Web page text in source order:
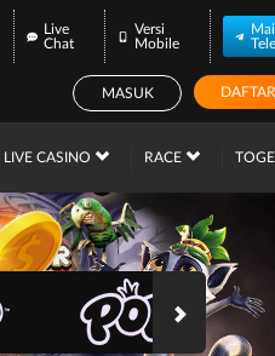
Live
Chat
Versi
Mobile
MASUK DAFTAR
LIVE CASINO RACE